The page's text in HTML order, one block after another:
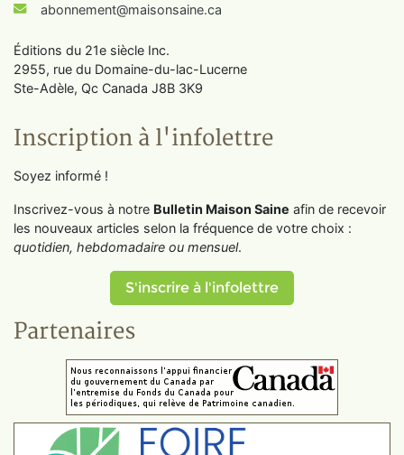
abonnement@maisonsaine.ca
Éditions du 21e siècle Inc.
2955, rue du Domaine-du-lac-Lucerne
Ste-Adèle, Qc Canada J8B 3K9
Inscription à l'infolettre
Soyez informé !
Inscrivez-vous à notre Bulletin Maison Saine afin de recevoir
les nouveaux articles selon la fréquence de votre choix :
quotidien, hebdomadaire ou mensuel.
S'inscrire à l'infolettre
Partenaires